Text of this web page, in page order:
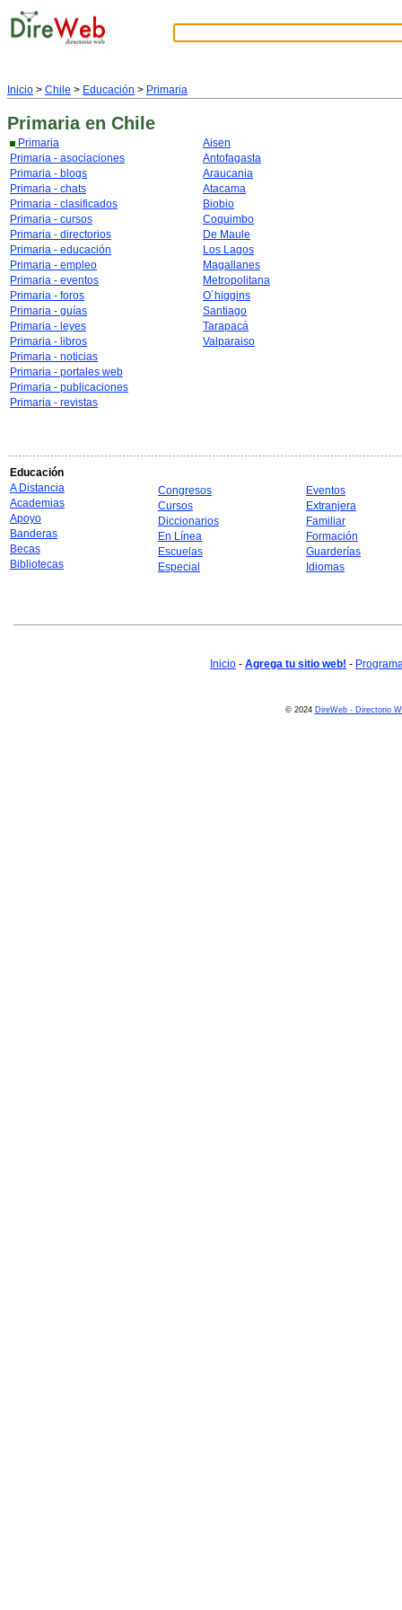
Inicio > Chile > Educación > Primaria
Primaria en Chile
Primaria
Primaria - asociaciones
Primaria - blogs
Primaria - chats
Primaria - clasificados
Primaria - cursos
Primaria - directorios
Primaria - educación
Primaria - empleo
Primaria - eventos
Primaria - foros
Primaria - guías
Primaria - leyes
Primaria - libros
Primaria - noticias
Primaria - portales web
Primaria - publicaciones
Primaria - revistas
Aisen
Antofagasta
Araucania
Atacama
Biobio
Coquimbo
De Maule
Los Lagos
Magallanes
Metropolitana
O´higgins
Santiago
Tarapacá
Valparaiso
Educación
A Distancia
Academias
Apoyo
Banderas
Becas
Bibliotecas
Congresos
Cursos
Diccionarios
En Línea
Escuelas
Especial
Eventos
Extranjera
Familiar
Formación
Guarderías
Idiomas
Inicio - Agrega tu sitio web! -
© 2024 DireWeb - Directorio